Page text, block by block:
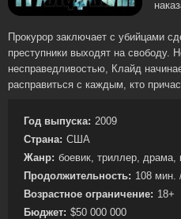
Прокурор заключает с убийцами
преступники выходят на свободу.
несправедливостью, Клайд
расправиться с каждым, кто
Год выпуска: 2009
Страна: США
Жанр: боевик, триллер, драма,
Продолжительность: 108 мин.
Возрастное ограничение: 18+
Бюджет: $50 000 000